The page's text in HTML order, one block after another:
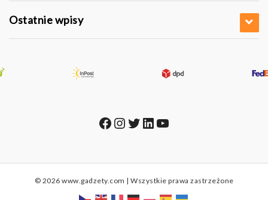
Ostatnie wpisy
Facebook
Instagram
Twitter
LinkedIn
YouTube
© 2026 www.gadzety.com | Wszystkie prawa zastrzeżone